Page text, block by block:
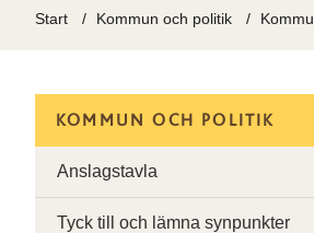
Start Kommun och politik
KOMMUN OCH POLITIK
Anslagstavla
Tyck till och lämna synpunkter